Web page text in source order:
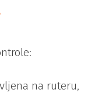
na ruteru,